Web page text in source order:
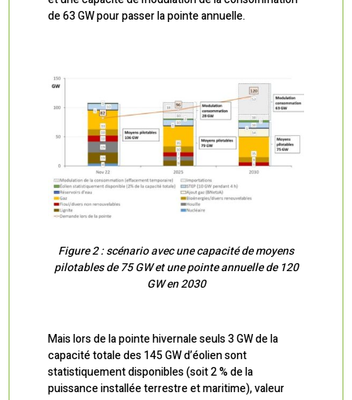
de 63 GW pour passer la pointe annuelle.
Figure 2 : scénario avec une capacité de moyens
pilotables de 75 GW et une pointe annuelle de 120
GW en 2030
Mais lors de la pointe hivernale seuls 3 GW de la
capacité totale des 145 GW d’éolien sont
statistiquement disponibles (soit 2 % de la
puissance installée terrestre et maritime), valeur